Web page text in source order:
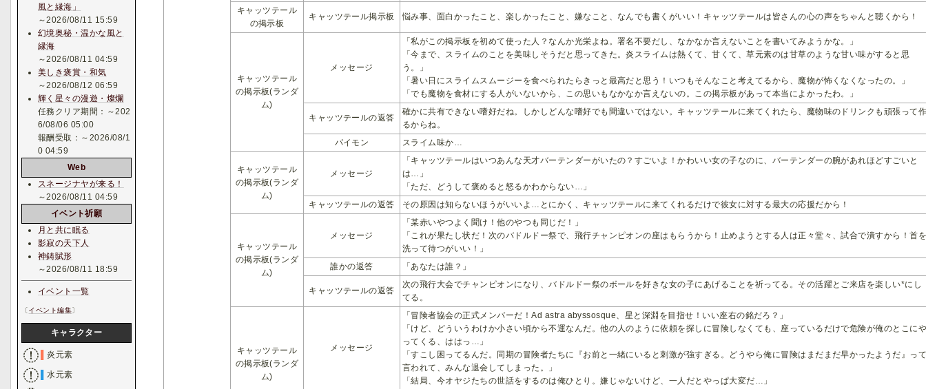
キャッツテール
の掲示板
キャッツテール掲示板 悩み事、面白かったこと、楽しかったこと、嫌なこと、なんでも書くがいい！キャッツテールは皆さんの心の声をちゃんと聴くから！
キャッツテール
の掲示板(ランダ
ム)
メッセージ
「私がこの掲示板を初めて使った人？なんか光栄よね。署名不要だし、なかなか言えないことを書いてみようかな。」
「今まで、スライムのことを美味しそうだと思ってきた。炎スライムは熱くて、甘くて、草元素のは甘草のような甘い味がすると思
う。」
「暑い日にスライムスムージーを食べられたらきっと最高だと思う！いつもそんなこと考えてるから、魔物が怖くなくなったの。」
「でも魔物を食材にする人がいないから、この思いもなかなか言えないの。この掲示板があって本当によかったわ。」
キャッツテールの返答
確かに共有できない嗜好だね。しかしどんな嗜好でも間違いではない。キャッツテールに来てくれたら、魔物味のドリンクも頑張って
るからね。
パイモン
スライム味か…
キャッツテール
の掲示板(ランダ
ム)
メッセージ
「キャッツテールはいつあんな天才バーテンダーがいたの？すごいよ！かわいい女の子なのに、バーテンダーの腕があれほどすごいと
は…」
「ただ、どうして褒めると怒るかわからない…」
キャッツテールの返答
その原因は知らないほうがいいよ…とにかく、キャッツテールに来てくれるだけで彼女に対する最大の応援だから！
キャッツテール
の掲示板(ランダ
ム)
メッセージ
「某赤いやつよく聞け！他のやつも同じだ！」
「これが果たし状だ！次のバドルドー祭で、飛行チャンピオンの座はもらうから！止めようとする人は正々堂々、試合で潰すから！首
洗って待つがいい！」
誰かの返答
「あなたは誰？」
キャッツテールの返答
次の飛行大会でチャンピオンになり、バドルドー祭のボールを好きな女の子にあげることを祈ってる。その活躍とご来店を楽しい*にし
てる。
キャッツテール
の掲示板(ランダ
ム)
メッセージ
「冒険者協会の正式メンバーだ！Ad astra abyssosque、星と深淵を目指せ！いい座右の銘だろ？」
「けど、どういうわけか小さい頃から不運なんだ。他の人のように依頼を探しに冒険しなくても、座っているだけで危険が俺のとこに
ってくる、ははっ…」
「すこし困ってるんだ。同期の冒険者たちに『お前と一緒にいると刺激が強すぎる。どうやら俺に冒険はまだまだ早かったようだ』っ
言われて、みんな退会してしまった。」
「結局、今オヤジたちの世話をするのは俺ひとり。嫌じゃないけど、一人だとやっぱ大変だ…」
風と縁海」
～2026/08/11 15:59
幻境奥秘・温かな風と
縁海
～2026/08/11 04:59
美しき褒賞・和気
～2026/08/12 06:59
輝く星々の漫遊・燦爛
任務クリア期間：～202
6/08/06 05:00
報酬受取：～2026/08/1
0 04:59
Web
スネージナヤが来る！
～2026/08/11 04:59
イベント祈願
月と共に眠る
影寂の天下人
神鋳賦形
～2026/08/11 18:59
イベント一覧
〔 イベント編集〕
キャラクター
▌炎元素
▌水元素